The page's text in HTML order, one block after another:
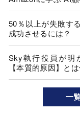
50％以上が失敗す
成功させるには？
Sky執行役員が明
【本質的原因】と
一